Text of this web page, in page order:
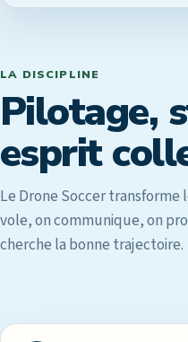
LA DISCIPLINE
Pilotage,
esprit
Le Drone Soccer
vole, on communique, on
cherche la bonne trajectoire.